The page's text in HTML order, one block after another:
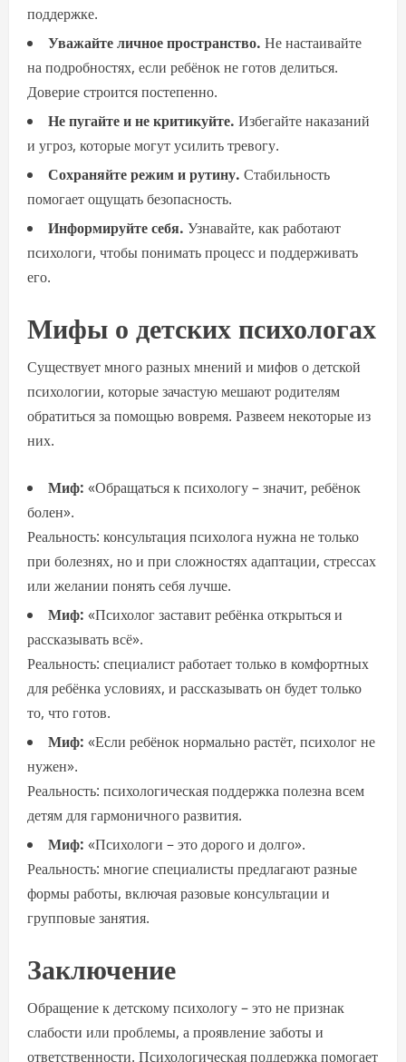
поддержке.
Уважайте личное пространство. Не настаивайте
на подробностях, если ребёнок не готов делиться.
Доверие строится постепенно.
Не пугайте и не критикуйте. Избегайте наказаний
и угроз, которые могут усилить тревогу.
Сохраняйте режим и рутину. Стабильность
помогает ощущать безопасность.
Информируйте себя. Узнавайте, как работают
психологи, чтобы понимать процесс и поддерживать
его.
Мифы о детских психологах
Существует много разных мнений и мифов о детской
психологии, которые зачастую мешают родителям
обратиться за помощью вовремя. Развеем некоторые из
них.
Миф: «Обращаться к психологу – значит, ребёнок
болен».
Реальность: консультация психолога нужна не только
при болезнях, но и при сложностях адаптации, стрессах
или желании понять себя лучше.
Миф: «Психолог заставит ребёнка открыться и
рассказывать всё».
Реальность: специалист работает только в комфортных
для ребёнка условиях, и рассказывать он будет только
то, что готов.
Миф: «Если ребёнок нормально растёт, психолог не
нужен».
Реальность: психологическая поддержка полезна всем
детям для гармоничного развития.
Миф: «Психологи – это дорого и долго».
Реальность: многие специалисты предлагают разные
формы работы, включая разовые консультации и
групповые занятия.
Заключение
Обращение к детскому психологу – это не признак
слабости или проблемы, а проявление заботы и
ответственности. Психологическая поддержка помогает